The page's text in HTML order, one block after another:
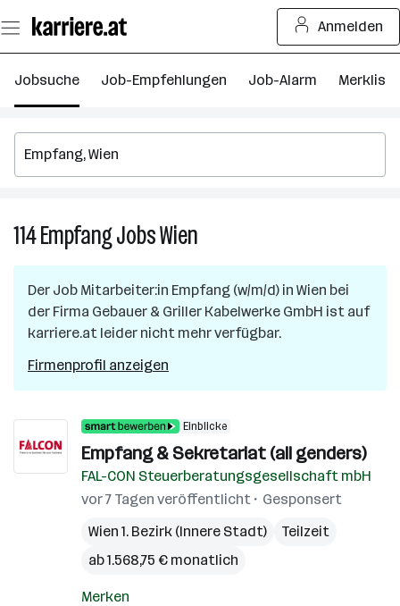
Seiteninhalt
springen
Anmelden
Jobsuche Job-Empfehlungen Job-Alarm Merkliste
114EmpfangJobsWien
in
Wien
Der Job Mitarbeiter:in Empfang (w/m/d) in Wien bei
der Firma Gebauer & Griller Kabelwerke GmbH ist auf
karriere.at leider nicht mehr verfügbar.
Firmenprofil anzeigen
Einblicke
Empfang & Sekretariat (all genders)
FAL-CON Steuerberatungsgesellschaft mbH
vor 7 Tagen veröffentlicht
Gesponsert
Wien 1. Bezirk (Innere Stadt)
Teilzeit
ab 1.568,75 € monatlich
Merken